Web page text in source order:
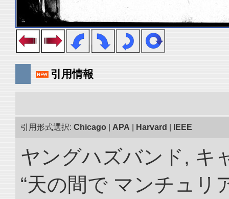
引用情報
引用形式選択: Chicago APA Harvard IEEE
ヤングハズバンド, キ
“天の間で マンチュリ